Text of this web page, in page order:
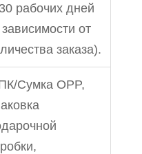
рабочих дней
от
заказа).
Сумка OPP,